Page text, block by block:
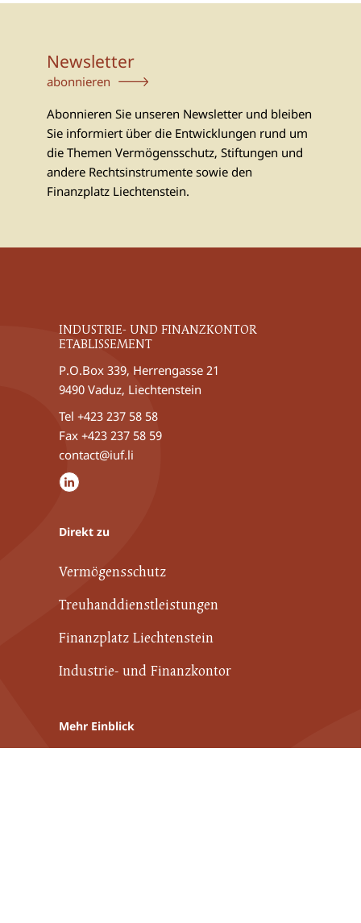
Newsletter
abonnieren
Abonnieren Sie unseren Newsletter und bleiben
Sie informiert über die Entwicklungen rund um
die Themen Vermögensschutz, Stiftungen und
andere Rechtsinstrumente sowie den
Finanzplatz Liechtenstein.
INDUSTRIE- UND FINANZKONTOR
ETABLISSEMENT
P.O.Box 339, Herrengasse 21
9490 Vaduz, Liechtenstein
Tel +423 237 58 58
Fax +423 237 58 59
contact@iuf.li
Direkt zu
Vermögensschutz
Treuhanddienstleistungen
Finanzplatz Liechtenstein
Industrie- und Finanzkontor
Mehr Einblick